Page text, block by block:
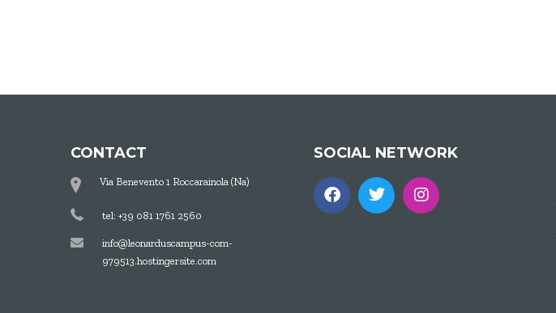
CONTACT
Via Benevento 1 Roccarainola (Na)
tel: +39 081 1761 2560
info@leonarduscampus-com-
979513.hostingersite.com
SOCIAL NETWORK